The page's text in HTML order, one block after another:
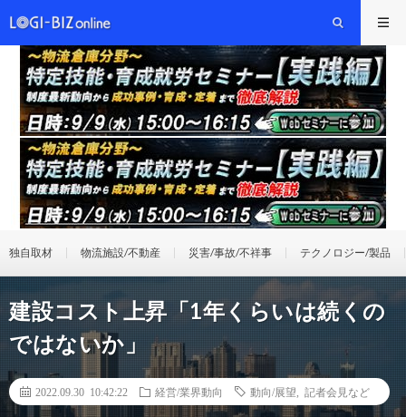
独自取材 物流施設/不動産 災害/事故/不祥事 テクノロジー/製品
建設コスト上昇「1年くらいは続くの
ではないか」
2022.09.30 10:42:22 経営/業界動向 動向/展望 記者会見など